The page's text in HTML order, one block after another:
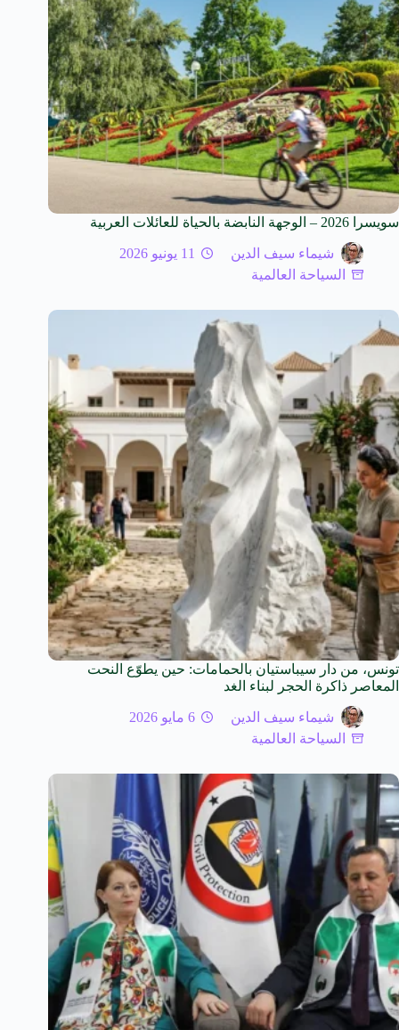
سويسرا 2026 – الوجهة النابضة بالحياة للعائلات العربية
شيماء سيف الدين
11 يونيو 2026
السياحة العالمية
تونس، من دار سيباستيان بالحمامات: حين يطوّع النحت
المعاصر ذاكرة الحجر لبناء الغد
شيماء سيف الدين
6 مايو 2026
السياحة العالمية